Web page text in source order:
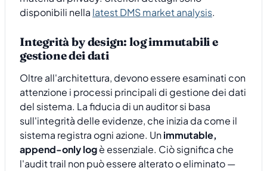
disponibili nella latest DMS market analysis.
Integrità by design: log immutabili e
gestione dei dati
Oltre all'architettura, devono essere esaminati con
attenzione i processi principali di gestione dei dati
del sistema. La fiducia di un auditor si basa
sull'integrità delle evidenze, che inizia da come il
sistema registra ogni azione. Unimmutable,
append-only logè essenziale. Ciò significa che
l'audit trail non può essere alterato o eliminato —